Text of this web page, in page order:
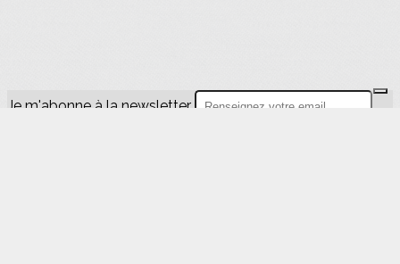
Je m'abonne à la newsletter